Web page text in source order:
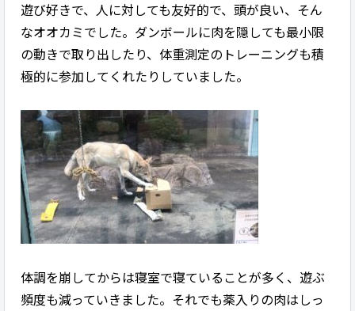
遊び好きで、人に対しても友好的で、頭が良い、そん
なオオカミでした。ダンボールに肉を隠しても最小限
の動きで取り出したり、体重測定のトレーニングも積
極的に参加してくれたりしていました。
体調を崩してからは寝室で寝ていることが多く、遊ぶ
頻度も減っていきました。それでも薬入りの肉はしっ